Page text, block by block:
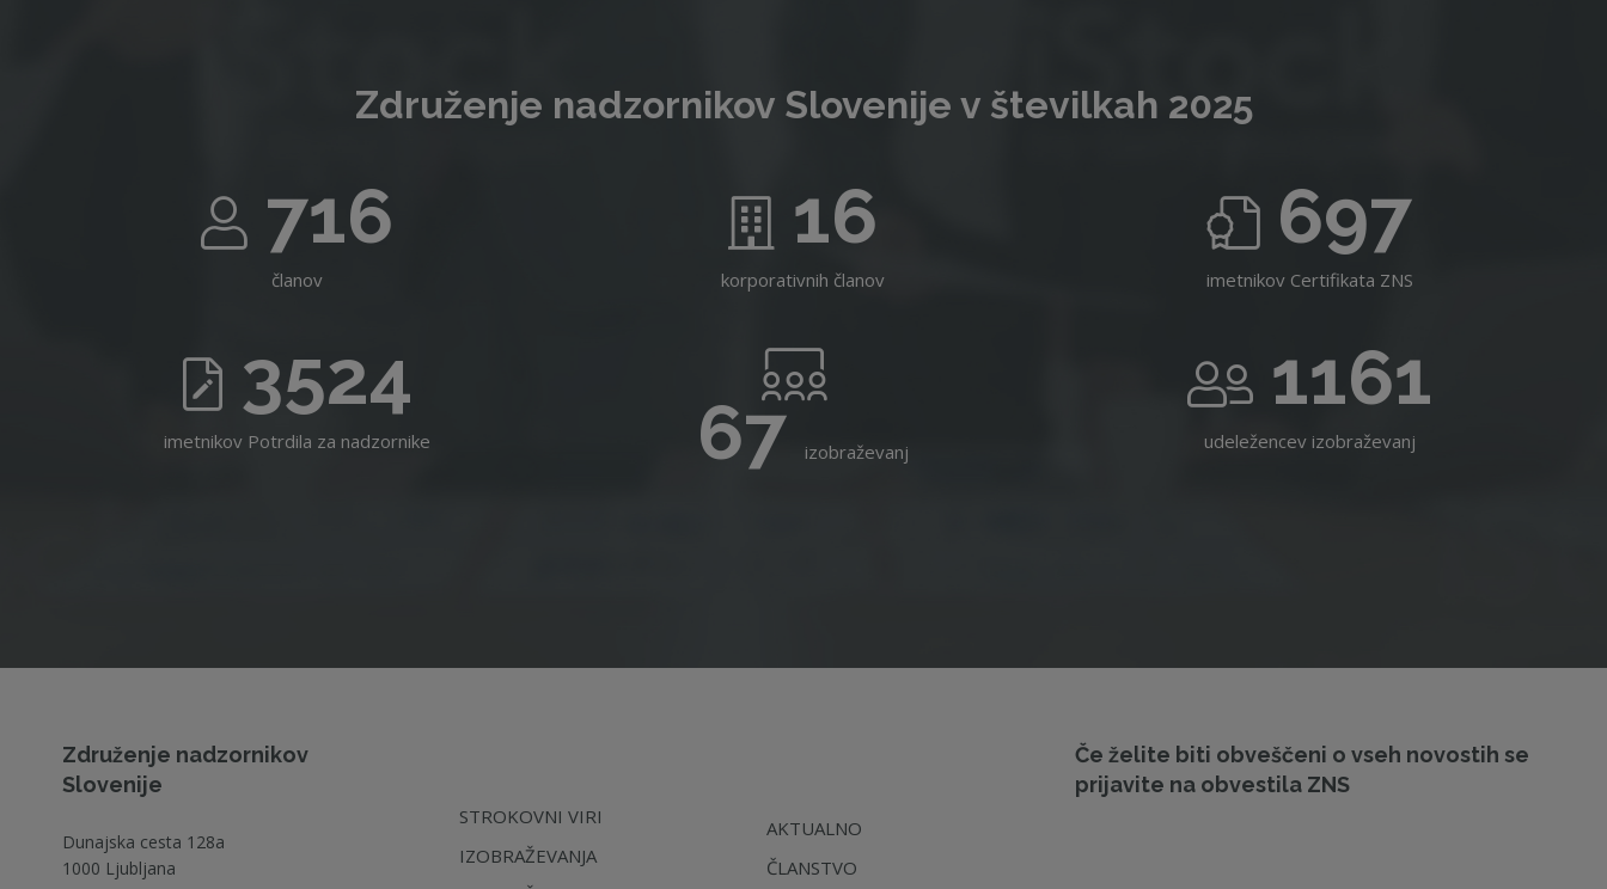
Združenje nadzornikov Slovenije v številkah 2025
716
članov
16
korporativnih članov
697
imetnikov Certifikata ZNS
3524
imetnikov Potrdila za nadzornike 67izobraževanj
1161
udeležencev izobraževanj
Združenje nadzornikov
Slovenije
Dunajska cesta 128a
1000 Ljubljana
STROKOVNI VIRI
IZOBRAŽEVANJA
AKTUALNO
ČLANSTVO
Če želite biti obveščeni o vseh novostih se
prijavite na obvestila ZNS